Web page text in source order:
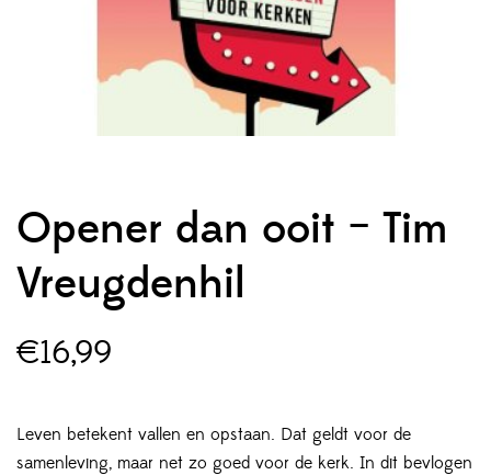
Opener dan ooit – Tim
Vreugdenhil
€16,99
Leven betekent vallen en opstaan. Dat geldt voor de
samenleving, maar net zo goed voor de kerk. In dit bevlogen